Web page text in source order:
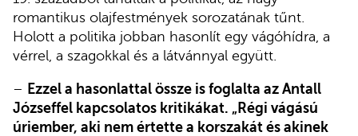
romantikus olajfestmények sorozatának tűnt.
Holott a politika jobban hasonlít egy vágóhídra, a
vérrel, a szagokkal és a látvánnyal együtt.
– Ezzel a hasonlattal össze is foglalta az Antall
Józseffel kapcsolatos kritikákat. „Régi vágású
úriember, aki nem értette a korszakát és akinek